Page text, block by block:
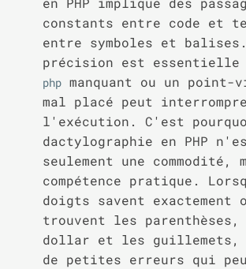
constants entre code et
entre symboles et
précision est essentielle
phpmanquant ou un point-
mal placé peut interrompre
l'exécution. C'est
dactylographie en PHP
seulement une commodité,
compétence pratique.
doigts savent exactement
trouvent les
dollar et les guillemets,
de petites erreurs qui